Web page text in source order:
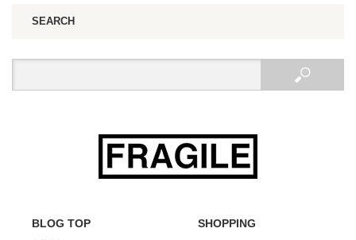
SEARCH
BLOG TOP SHOPPING